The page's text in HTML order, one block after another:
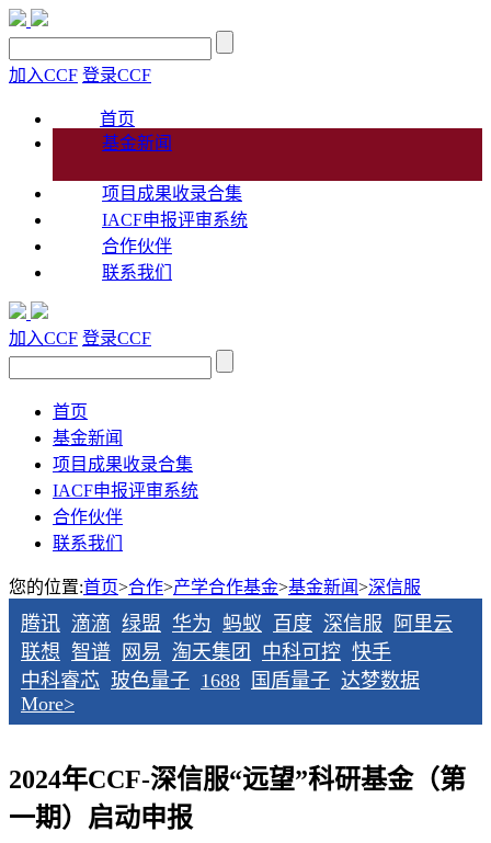
加入CCF 登录CCF
首页
基金新闻
项目成果收录合集
IACF申报评审系统
合作伙伴
联系我们
加入CCF 登录CCF
首页
基金新闻
项目成果收录合集
IACF申报评审系统
合作伙伴
联系我们
您的位置:首页>合作>产学合作基金>基金新闻>深信服
腾讯 滴滴 绿盟 华为 蚂蚁 百度 深信服
阿里云
联想 智谱 网易 淘天集团 中科可控 快手
中科睿芯 玻色量子 1688 国盾量子 达梦数据
More>
2024年CCF-深信服“远望”科研基金（第
一期）启动申报